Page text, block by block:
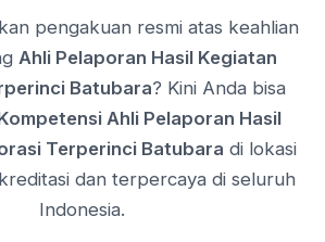
pengakuan resmi atas keahlian
Ahli Pelaporan Hasil Kegiatan
Batubara? Kini Anda bisa
Ahli Pelaporan Hasil
Terperinci Batubara di lokasi
dan terpercaya di seluruh
Indonesia.